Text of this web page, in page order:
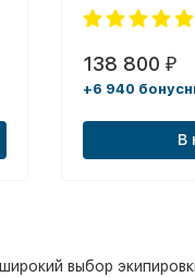
138 800₽
+6 940
В
выбор